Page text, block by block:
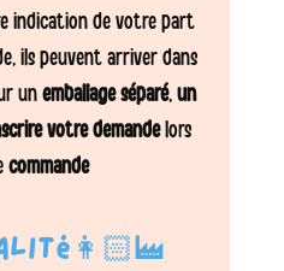
indication de votre part
ils peuvent arriver dans
un emballage séparé, un
votre demandelors
commande